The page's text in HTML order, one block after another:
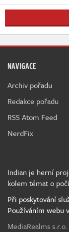
NAVIGACE
Archiv pořadu
Redakce pořadu
RSS Atom Feed
NerdFix
Indian je herní
kolem témat o
Při poskytování
Používáním webu
MediaRealms s.r.o.